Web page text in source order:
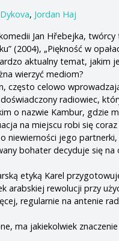
, Jordan Haj
Jan Hřebejka, twórcy
(2004), „Piękność w
aktualny temat, jakim
wierzyć mediom?
często celowo
radiowiec,
o nazwie Kambur, gdzie
na miejscu robi się
niewierności jego
bohater decyduje się na
etyką Karel
arabskiej rewolucji przy
regularnie na antenie
ma jakiekolwiek